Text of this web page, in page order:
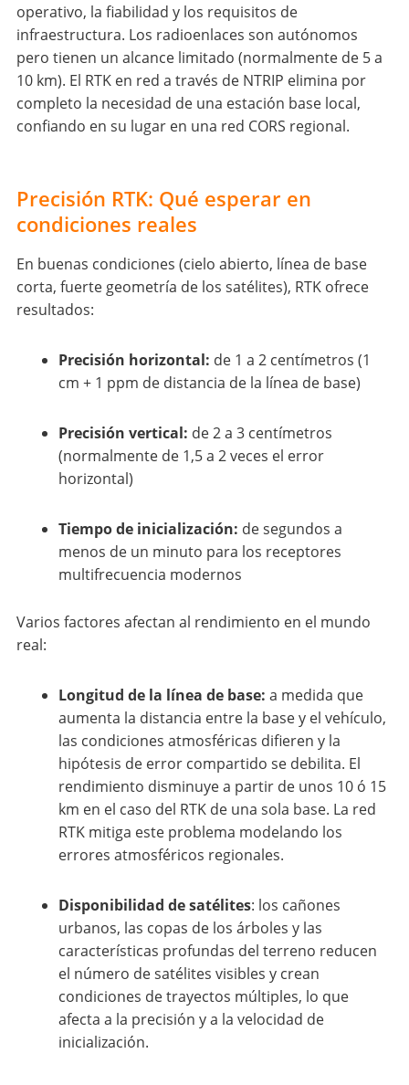
operativo, la fiabilidad y los requisitos de
infraestructura. Los radioenlaces son autónomos
pero tienen un alcance limitado (normalmente de 5 a
10 km). El RTK en red a través de NTRIP elimina por
completo la necesidad de una estación base local,
confiando en su lugar en una red CORS regional.
Precisión RTK: Qué esperar en
condiciones reales
En buenas condiciones (cielo abierto, línea de base
corta, fuerte geometría de los satélites), RTK ofrece
resultados:
Precisión horizontal: de 1 a 2 centímetros (1
cm + 1 ppm de distancia de la línea de base)
Precisión vertical: de 2 a 3 centímetros
(normalmente de 1,5 a 2 veces el error
horizontal)
Tiempo de inicialización: de segundos a
menos de un minuto para los receptores
multifrecuencia modernos
Varios factores afectan al rendimiento en el mundo
real:
Longitud de la línea de base: a medida que
aumenta la distancia entre la base y el vehículo,
las condiciones atmosféricas difieren y la
hipótesis de error compartido se debilita. El
rendimiento disminuye a partir de unos 10 ó 15
km en el caso del RTK de una sola base. La red
RTK mitiga este problema modelando los
errores atmosféricos regionales.
Disponibilidad de satélites: los cañones
urbanos, las copas de los árboles y las
características profundas del terreno reducen
el número de satélites visibles y crean
condiciones de trayectos múltiples, lo que
afecta a la precisión y a la velocidad de
inicialización.